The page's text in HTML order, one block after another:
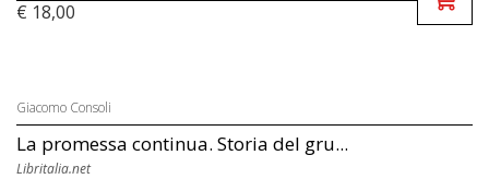
€ 18,00
Giacomo Consoli
La promessa continua. Storia del gru...
Libritalia.net